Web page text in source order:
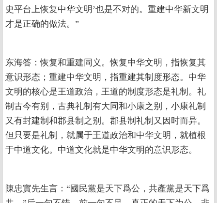
史平台上恢复中华文明’也是不对的。重建中华新文明
才是正确的做法。”
东海答：恢复和重建同义。恢复中华文明，指恢复其
意识形态；重建中华文明，指重建其制度形态。中华
文明的核心是王道政治，王道的制度形态是礼制。礼
制古今有别，古典礼制有大同和小康之别，小康礼制
又有封建制和郡县制之别。郡县制礼制又因时而异。
但只要是礼制，就属于王道政治和中华文明，就植根
于中道文化。中道文化就是中华文明的意识形态。
陳忠實先生言：“國民黨是天下爲公，共產黨是天下爲